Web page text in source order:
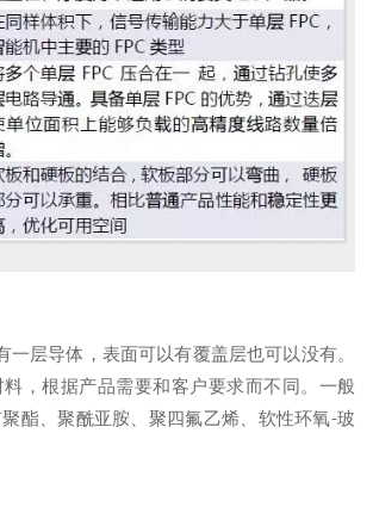
一层导体，表面可以有覆盖层也可以没有。
，根据产品需要和客户要求而不同。一般
酯、聚酰亚胺、聚四氟乙烯、软性环氧-玻